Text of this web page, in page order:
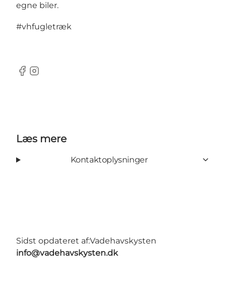
egne biler.
#vhfugletræk
Facebook
Instagram
Læs mere
Kontaktoplysninger
Sidst opdateret af:Vadehavskysten
info@vadehavskysten.dk